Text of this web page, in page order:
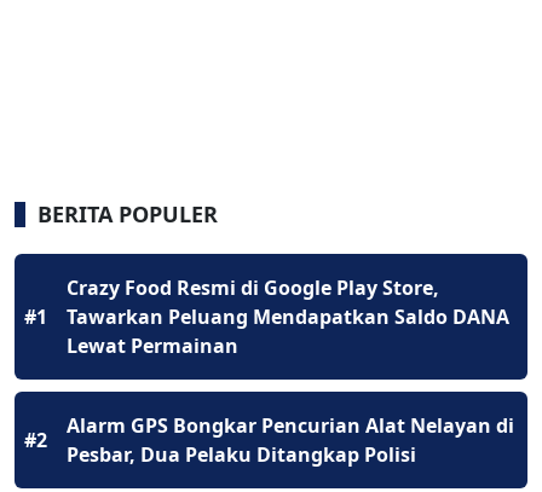
BERITA POPULER
#1
Crazy Food Resmi di Google Play Store,
Tawarkan Peluang Mendapatkan Saldo DANA
Lewat Permainan
#2
Alarm GPS Bongkar Pencurian Alat Nelayan di
Pesbar, Dua Pelaku Ditangkap Polisi